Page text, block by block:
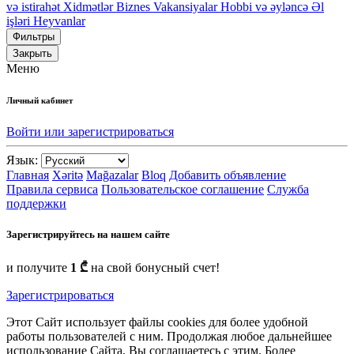
və istirahət Xidmətlər Biznes Vakansiyalar Hobbi və əyləncə Əl
işləri Heyvanlar
Фильтры
Закрыть
Меню
Личный кабинет
Войти или зарегистрироваться
Язык:
Главная Xəritə Mağazalar Bloq Добавить объявление
Правила сервиса Пользовательское соглашение Служба
поддержки
Зарегистрируйтесь на нашем сайте
и получите 1 ₾ на свой бонусный счет!
Зарегистрироваться
Этот Сайт использует файлы cookies для более удобной
работы пользователей с ним. Продолжая любое дальнейшее
использование Сайта, Вы соглашаетесь с этим. Более